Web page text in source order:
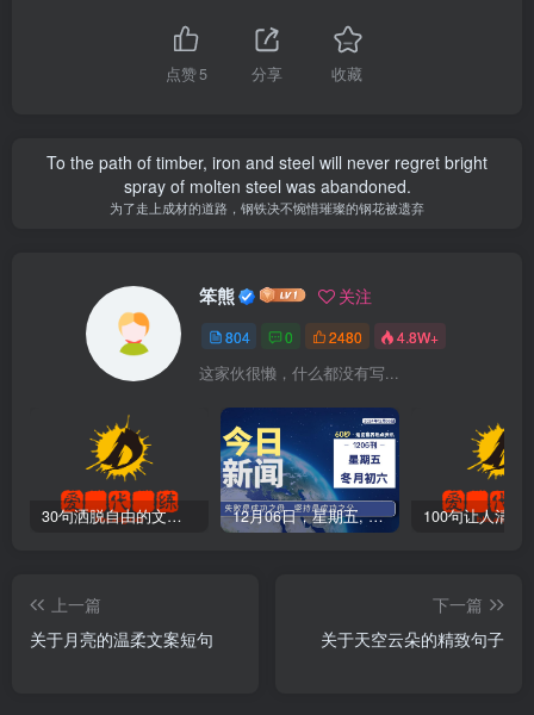
点赞5 分享 收藏
To the path of timber, iron and steel will never regret bright
spray of molten steel was abandoned.
为了走上成材的道路，钢铁决不惋惜璀璨的钢花被遗弃
笨熊 关注
804 0 2480 4.8W+
这家伙很懒，什么都没有写...
30句洒脱自由的文案短句 12月06日，星期五, 爱代练—每天60秒读懂全世界！
上一篇
关于月亮的温柔文案短句
下一篇
关于天空云朵的精致句子